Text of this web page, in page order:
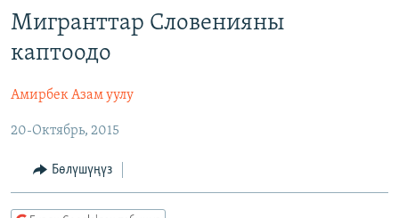
Издөөгө
салыңызКЫРГЫЗСТАН
ЭКОНОМИКА
МАДАНИЯТ
ДҮЙНӨ
БОРБОР АЗИЯ
АТАЙЫН ИЛИКТӨӨ
ТВ ПРОГРАММАЛАР
БҮГҮН АЗАТТЫКТА
ПОДКАСТ
ӨЗГӨЧӨ ПИКИР
Мигранттар Словенияны
каптоодо
Амирбек Азам уулу
20-Октябрь, 2015
Бөлүшүңүз